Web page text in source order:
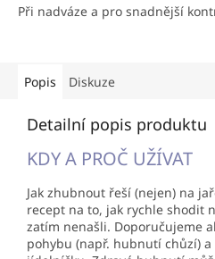
Při nadváze a pro snadnější
Popis Diskuze
Detailní popis produktu
KDY A PROČ UŽÍVAT
Jak zhubnout řeší (nejen) na
recept na to, jak rychle shodit
zatím nenašli. Doporučujeme
pohybu (např. hubnutí chůzí)